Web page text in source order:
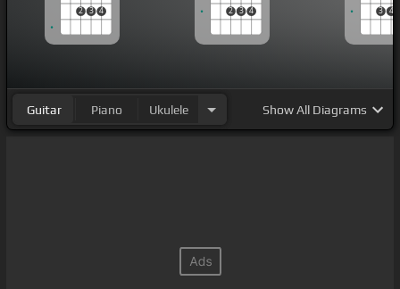
vai già via,
2 3 4 2 3 4 3 4
Guitar Piano Ukulele ShowAll Diagrams